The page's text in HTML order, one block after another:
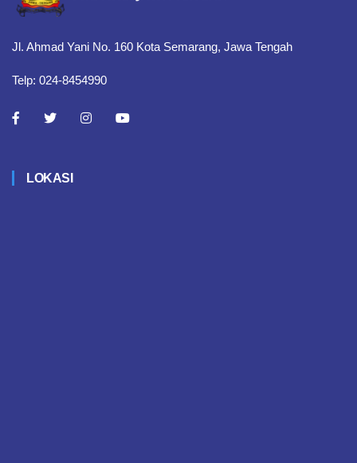
Jl. Ahmad Yani No. 160 Kota Semarang, Jawa Tengah
Telp: 024-8454990
LOKASI